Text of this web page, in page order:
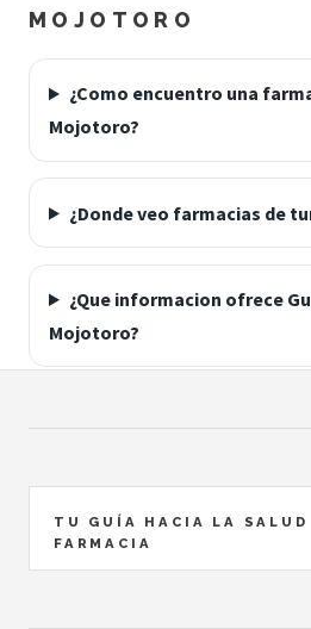
MOJOTORO
¿Como encuentro una
Mojotoro?
¿Donde veo farmacias de
¿Que informacion ofrece
Mojotoro?
TU GUÍA HACIA LA SALUD
FARMACIA